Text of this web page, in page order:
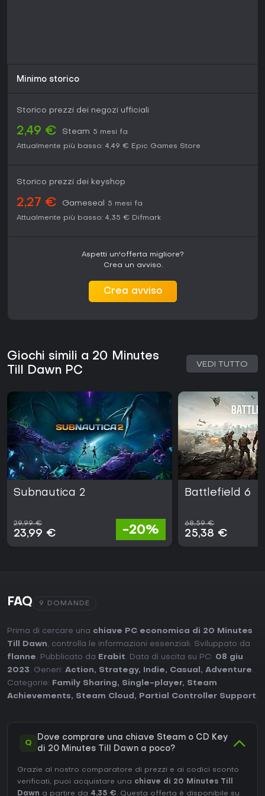
Minimo storico
Storico prezzi dei negozi ufficiali
2,49 € Steam 5 mesi fa
Attualmente più basso: 4,49 € Epic Games Store
Storico prezzi dei keyshop
2,27 € Gameseal
5 mesi fa
Attualmente più basso: 4,35 € Difmark
Aspetti un'offerta migliore?
Crea un avviso.
Crea avviso
Giochi simili a 20 Minutes
Till Dawn PC
VEDI TUTTO
Subnautica 2
29,99 €
23,99 € -20%
Battlefield 6
68,59 €
25,38 €
FAQ 9 DOMANDE
Prima di cercare una chiave PC economica di 20 Minutes
Till Dawn, controlla le informazioni essenziali. Sviluppato da
flanne. Pubblicato da Erabit. Data di uscita su PC: 08 giu
2023. Generi: Action, Strategy, Indie, Casual , Adventure.
Categorie:
Family Sharing, Single-player, Steam
Achievements, Steam Cloud , Partial Controller Support.
Q
Dove comprare una chiave Steam o CD Key
di 20 Minutes Till Dawn a poco?
Grazie al nostro comparatore di prezzi e ai codici sconto
verificati, puoi acquistare una chiave di 20 Minutes Till
Dawn a partire da 4,35 €. Questa offerta è disponibile su